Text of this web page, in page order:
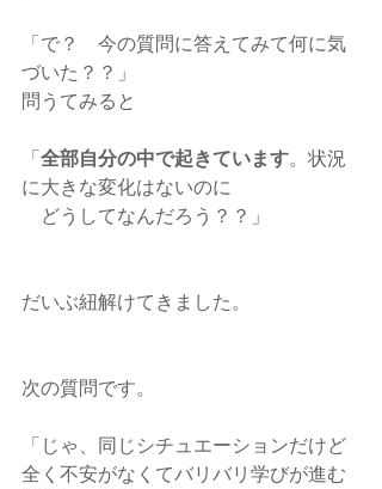
「で？　今の質問に答えてみて何に気
づいた？？」
問うてみると
「全部自分の中で起きています。状況
に大きな変化はないのに
どうしてなんだろう？？」
だいぶ紐解けてきました。
次の質問です。
「じゃ、同じシチュエーションだけど
全く不安がなくてバリバリ学びが進む